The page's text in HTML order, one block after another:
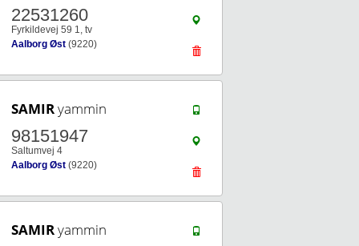
22531260
Fyrkildevej 59 1, tv
Aalborg Øst (9220)
SAMIRyammin
98151947
Saltumvej 4
Aalborg Øst (9220)
SAMIRyammin